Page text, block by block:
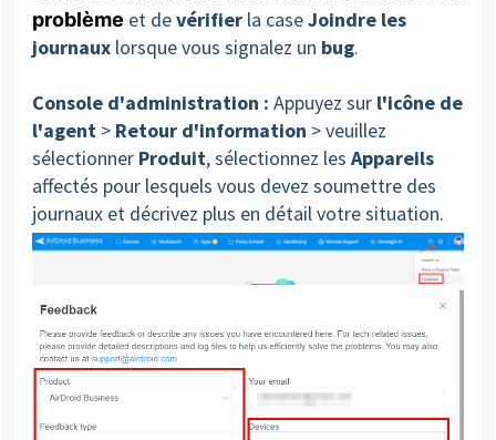
problème et devérifier la caseJoindre les
journaux lorsque vous signalez un bug.
Console d'administration : Appuyez sur l'icône de
l'agent > Retour d'information > veuillez
sélectionner Produit, sélectionnez les Appareils
affectés pour lesquels vous devez soumettre des
journaux et décrivez plus en détail votre situation.